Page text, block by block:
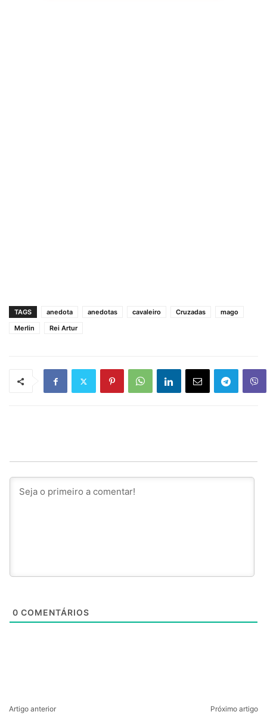
TAGS anedota anedotas cavaleiro Cruzadas
mago
Merlin
Rei Artur
0 COMENTÁRIOS
Artigo anterior Próximo artigo